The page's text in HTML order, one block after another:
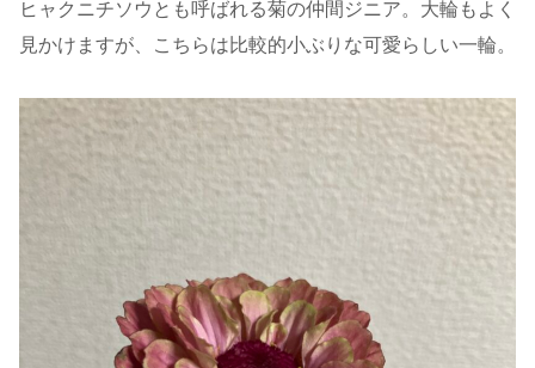
ヒャクニチソウとも呼ばれる菊の仲間ジニア。大輪もよく
見かけますが、こちらは比較的小ぶりな可愛らしい一輪。